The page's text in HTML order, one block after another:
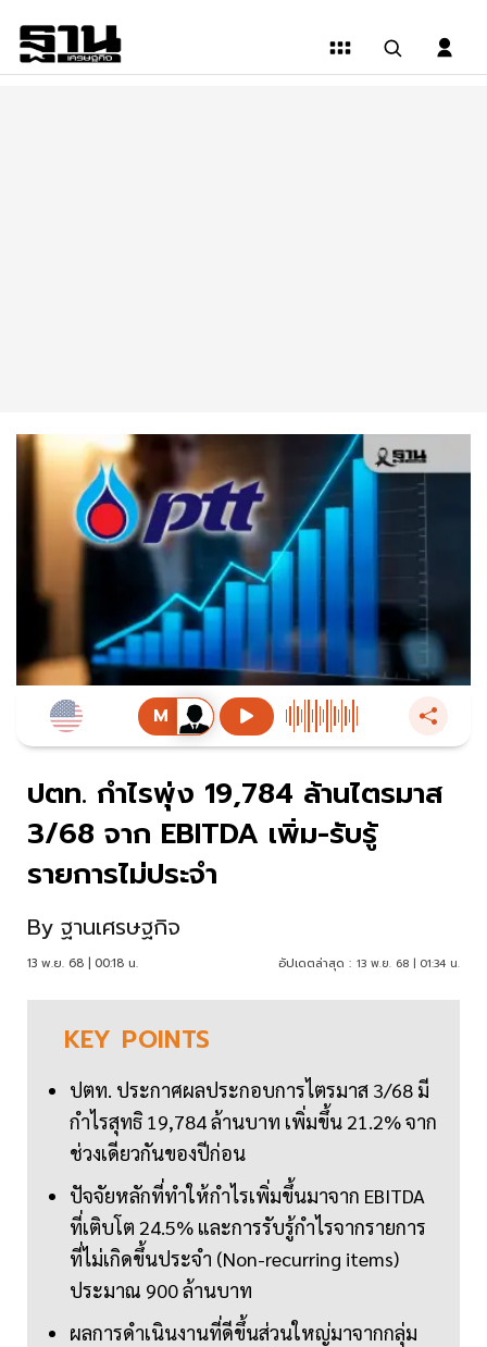
ปตท. กำไรพุ่ง 19,784 ล้านไตรมาส
3/68 จาก EBITDA เพิ่ม-รับรู้
รายการไม่ประจำ
By ฐานเศรษฐกิจ
13 พ.ย. 68 | 00:18 น. อัปเดตล่าสุด : 13 พ.ย. 68 | 01:34 น.
KEY POINTS
ปตท. ประกาศผลประกอบการไตรมาส 3/68 มี
กำไรสุทธิ 19,784 ล้านบาท เพิ่มขึ้น 21.2% จาก
ช่วงเดียวกันของปีก่อน
ปัจจัยหลักที่ทำให้กำไรเพิ่มขึ้นมาจาก EBITDA
ที่เติบโต 24.5% และการรับรู้กำไรจากรายการ
ที่ไม่เกิดขึ้นประจำ (Non-recurring items)
ประมาณ 900 ล้านบาท
ผลการดำเนินงานที่ดีขึ้นส่วนใหญ่มาจากกลุ่ม